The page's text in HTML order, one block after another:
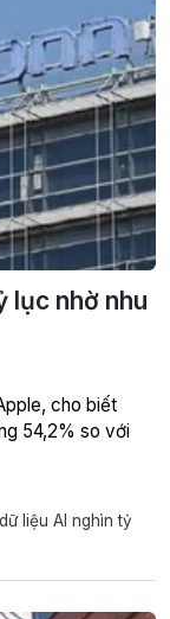
lục nhờ nhu
cho biết
54,2% so với
liệu AI nghìn tỷ